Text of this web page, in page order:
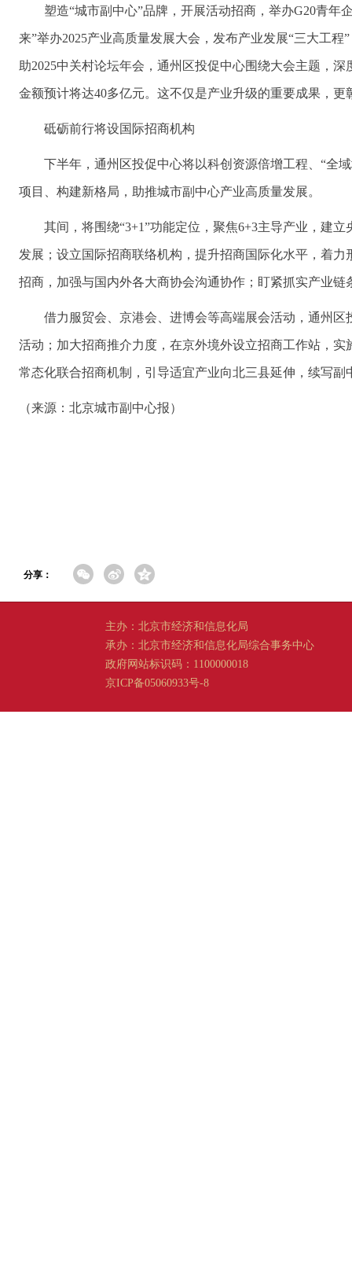
塑造“城市副中心”品牌，开展活动招商，举办G20青
来”举办2025产业高质量发展大会，发布产业发展“三大工
助2025中关村论坛年会，通州区投促中心围绕大会主题，
金额预计将达40多亿元。这不仅是产业升级的重要成果，
砥砺前行将设国际招商机构
下半年，通州区投促中心将以科创资源倍增工程、“全
项目、构建新格局，助推城市副中心产业高质量发展。
其间，将围绕“3+1”功能定位，聚焦6+3主导产业，建
发展；设立国际招商联络机构，提升招商国际化水平，着
招商，加强与国内外各大商协会沟通协作；盯紧抓实产业
借力服贸会、京港会、进博会等高端展会活动，通州
活动；加大招商推介力度，在京外境外设立招商工作站，
常态化联合招商机制，引导适宜产业向北三县延伸，续写副
（来源：北京城市副中心报）
分享：
主办：北京市经济和信息化局
承办：北京市经济和信息化局综合事务中心
政府网站标识码：1100000018
京ICP备05060933号-8